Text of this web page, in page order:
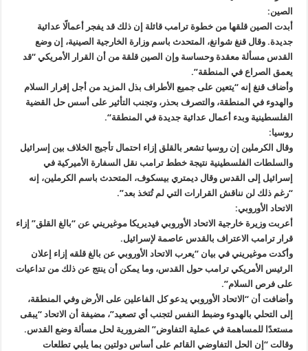
الصين:
أبدت الصين قلقها من خطوة ترامب قائلة إن ذلك قد يفجر أعمالًا عدائية
جديدة. وقال قنغ شوانغ، المتحدث باسم وزارة الخارجية الصينية، إن وضع
القدس مسألة معقدة وحساسة وإن الصين قلقة من أن القرار الأمريكي “قد
يعمق الصراع في المنطقة”.
وأضاف قنغ إنه “يتعين على جميع الأطراف بذل المزيد من أجل إقرار السلام
والهدوء في المنطقة، والتصرف بحذر، وتجنب التأثير على أسس حل القضية
الفلسطينية وبدء أعمال عدائية جديدة في المنطقة“.
روسيا:
وقال الكرملين إن روسيا تشعر بالقلق إزاء احتمال تأجيج الخلاف بين إسرائيل
والسلطات الفلسطينية نتيجة خطط ترامب نقل السفارة الأميركية في
إسرائيل إلى القدس وقال ديمتري بيسكوف، المتحدث باسم الكرملين، إنه
“رغم ذلك لن نناقش القرارات التي لم تُتخذ بعد”.
الاتحاد الأوروبي:
أعربت وزيرة خارجية الاتحاد الأوروبي فيديريكا موغيريني عن “بالغ القلق” إزاء
قرار ترامب الاعتراف بالقدس عاصمة لإسرائيل.
وأكدت موغيريني في بيان “يعرب الاتحاد الأوروبي عن بالغ قلقه إزاء إعلان
الرئيس الأمريكي ترامب حول القدس، وما يمكن أن ينتج عن ذلك من تداعيات
على فرص السلام”.
وأضافت أن “الاتحاد الأوروبي يدعو كل الفاعلين على الأرض وفي المنطقة،
إلى التحلي بالهدوء وضبط النفس لتجنب أي تصعيد”، مضيفة أن الاتحاد “يبقى
مستعدًا للمساهمة في عملية التفاوض” الضرورية لحل مسألة وضع القدس.
وقالت “إن الحل التفاوضي القائم على أساس دولتين بما يلبي تطلعات